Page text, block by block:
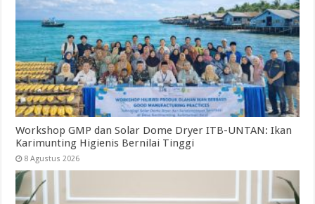
Workshop GMP dan Solar Dome Dryer ITB-UNTAN: Ikan
Karimunting Higienis Bernilai Tinggi
8 Agustus 2026